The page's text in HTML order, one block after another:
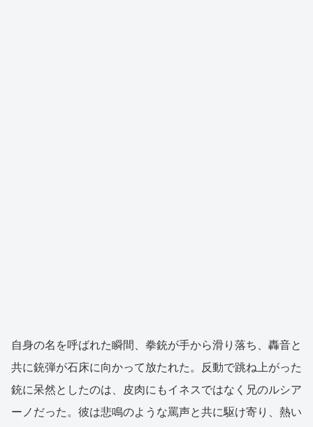
自身の名を呼ばれた瞬間、拳銃が手から滑り落ち、轟音と
共に銃弾が石床に向かって放たれた。反動で跳ね上がった
銃に呆然としたのは、皮肉にもイネスではなく兄のルシア
ーノだった。彼は悲鳴のような罵声と共に駆け寄り、熱い